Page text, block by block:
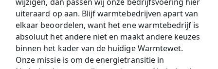
uiteraard op aan. Blijf warmtebedrijven apart van
elkaar beoordelen, want het ene warmtebedrijf is
absoluut het andere niet en maakt andere keuzes
binnen het kader van de huidige Warmtewet.
Onze missie is om de energietransitie in